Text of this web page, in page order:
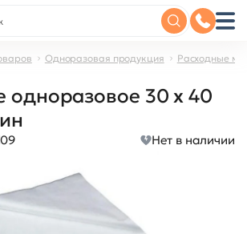
Одноразовая продукция Расходные
одноразовое 30 х 40
Нет в наличии